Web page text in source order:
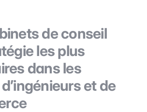
de conseil
les plus
dans les
et de